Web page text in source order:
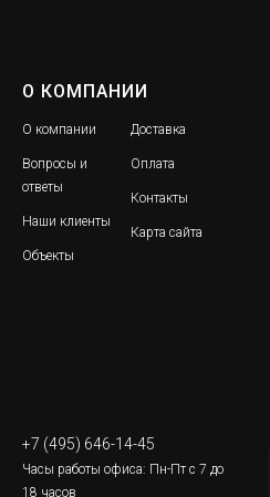
О КОМПАНИИ
О компании
Вопросы и
ответы
Наши клиенты
Объекты
Доставка
Оплата
Контакты
Карта сайта
+7 (495) 646-14-45
Часы работы офиса: Пн-Пт с 7 до
18 часов